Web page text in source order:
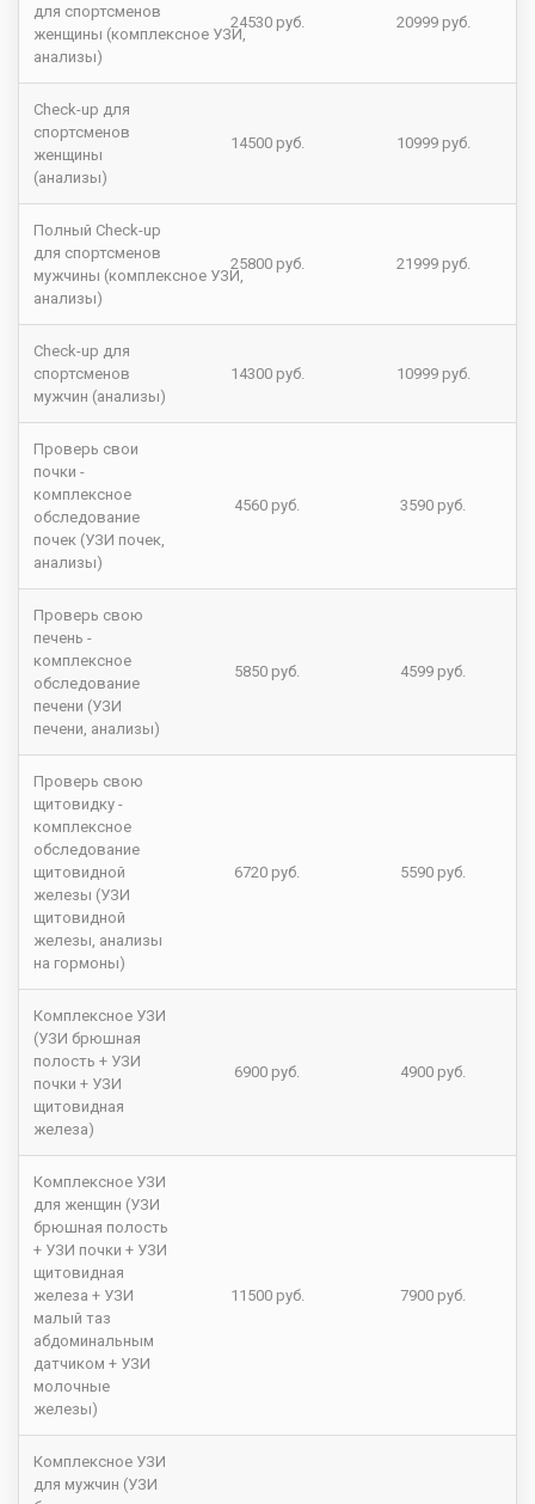
для спортсменов
женщины (комплексное УЗИ,
анализы)
24530 руб. 20999 руб.
Check-up для
спортсменов
женщины
(анализы)
14500 руб. 10999 руб.
Полный Check-up
для спортсменов
мужчины (комплексное УЗИ,
анализы)
25800 руб. 21999 руб.
Check-up для
спортсменов
мужчин (анализы)
14300 руб. 10999 руб.
Проверь свои
почки -
комплексное
обследование
почек (УЗИ почек,
анализы)
4560 руб. 3590 руб.
Проверь свою
печень -
комплексное
обследование
печени (УЗИ
печени, анализы)
5850 руб. 4599 руб.
Проверь свою
щитовидку -
комплексное
обследование
щитовидной
железы (УЗИ
щитовидной
железы, анализы
на гормоны)
6720 руб. 5590 руб.
Комплексное УЗИ
(УЗИ брюшная
полость + УЗИ
почки + УЗИ
щитовидная
железа)
6900 руб. 4900 руб.
Комплексное УЗИ
для женщин (УЗИ
брюшная полость
+ УЗИ почки + УЗИ
щитовидная
железа + УЗИ
малый таз
абдоминальным
датчиком + УЗИ
молочные
железы)
11500 руб. 7900 руб.
Комплексное УЗИ
для мужчин (УЗИ